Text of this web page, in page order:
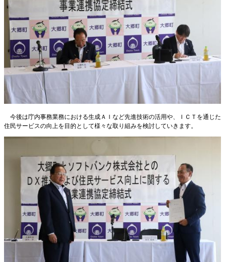
今後は庁内事務業務における生成ＡＩなど先進技術の活用や、ＩＣＴを通じた
住民サービスの向上を目的として様々な取り組みを検討していきます。